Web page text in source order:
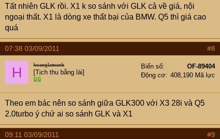
Tất nhiên GLK rồi. X1 k so sánh với GLK cả về giá, nội
ngoại thất. X1 là dòng xe thất bại của BMW. Q5 thì giá cao
quá
07:38 03/09/2011 #8
H hoanglamanh
[Tịch thu bằng lái]
Biển số
OF-89404
Động cơ
408,190 Mã lực
Theo em bác nên so sánh giữa GLK300 với X3 28i và Q5
2.0turbo ý chứ ai so sánh GLK và X1
09:11 03/09/2011 #9